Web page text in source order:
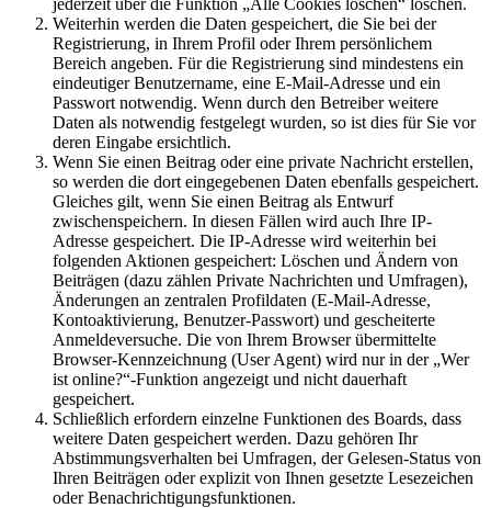
Weiterhin werden die Daten gespeichert, die Sie bei der
Registrierung, in Ihrem Profil oder Ihrem persönlichem
Bereich angeben. Für die Registrierung sind mindestens ein
eindeutiger Benutzername, eine E-Mail-Adresse und ein
Passwort notwendig. Wenn durch den Betreiber weitere
Daten als notwendig festgelegt wurden, so ist dies für Sie vor
deren Eingabe ersichtlich.
Wenn Sie einen Beitrag oder eine private Nachricht erstellen,
so werden die dort eingegebenen Daten ebenfalls gespeichert.
Gleiches gilt, wenn Sie einen Beitrag als Entwurf
zwischenspeichern. In diesen Fällen wird auch Ihre IP-
Adresse gespeichert. Die IP-Adresse wird weiterhin bei
folgenden Aktionen gespeichert: Löschen und Ändern von
Beiträgen (dazu zählen Private Nachrichten und Umfragen),
Änderungen an zentralen Profildaten (E-Mail-Adresse,
Kontoaktivierung, Benutzer-Passwort) und gescheiterte
Anmeldeversuche. Die von Ihrem Browser übermittelte
Browser-Kennzeichnung (User Agent) wird nur in der „Wer
ist online?“-Funktion angezeigt und nicht dauerhaft
gespeichert.
Schließlich erfordern einzelne Funktionen des Boards, dass
weitere Daten gespeichert werden. Dazu gehören Ihr
Abstimmungsverhalten bei Umfragen, der Gelesen-Status von
Ihren Beiträgen oder explizit von Ihnen gesetzte Lesezeichen
oder Benachrichtigungsfunktionen.